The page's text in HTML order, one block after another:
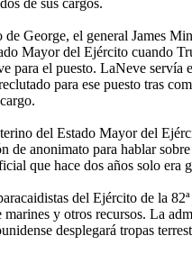
de sus cargos.
de George, el general James
Mayor del Ejército cuando
para el puesto. LaNeve servía
para ese puesto tras
del Estado Mayor del
de anonimato para hablar
que hace dos años solo era
del Ejército de la
y otros recursos. La
desplegará tropas